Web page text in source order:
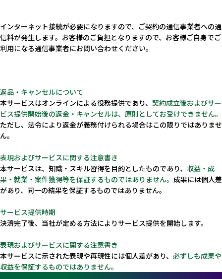
お知らせ
Recruit
インターネット接続が必要になりますので、ご契約の通信事業者への通
信料が発生します。お客様のご負担となりますので、お客様ご自身でご
利用になる通信事業者にお問い合わせください。
返品・キャンセルについて
本サービスはオンラインによる役務提供であり、 契約成立後およびサー
ビス提供開始後の返金・キャンセルは、原則としてお受けできません。
ただし、法令により返金が義務付けられる場合はこの限りではありませ
ん。
表現およびサービスに関する注意書き
本サービスは、知識・スキル習得を目的としたものであり、 収益・成
果・就業・案件獲得等を保証するものではありません。 成果には個人差
があり、同一の結果を保証するものではありません。
サービス提供時期
決済完了後、当社が定める方法によりサービス提供を開始します。
表現およびサービスに関する注意書き
本サービスに示された表現や再現性には個人差があり、 必ずしも成果や
収益を保証するものではありません。